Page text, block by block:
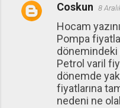
Coskun 8
Hocam
Pompa
dönemindeki
Petrol varil
dönemde
fiyatlarına
nedeni ne